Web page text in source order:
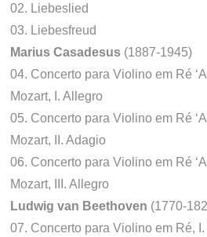
02. Liebeslied
03. Liebesfreud
Marius Casadesus (1887-1945)
04. Concerto para Violino em Ré
Mozart, I. Allegro
05. Concerto para Violino em Ré
Mozart, II. Adagio
06. Concerto para Violino em Ré
Mozart, III. Allegro
Ludwig van Beethoven (1770-
07. Concerto para Violino em Ré,